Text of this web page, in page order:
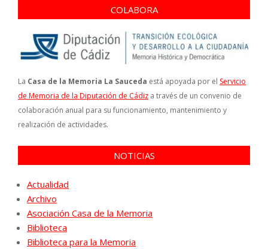
COLABORA
La Casa de la Memoria La Sauceda está apoyada por el Servicio
de Memoria de la Diputación de Cádiz a través de un convenio de
colaboración anual para su funcionamiento, mantenimiento y
realización de actividades.
NOTICIAS
Actualidad
Archivo
Asociación Casa de la Memoria
Biblioteca
Biblioteca para la Memoria